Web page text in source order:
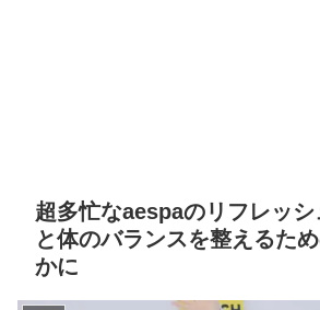
超多忙なaespaのリフレッ
と体のバランスを整えるた
かに